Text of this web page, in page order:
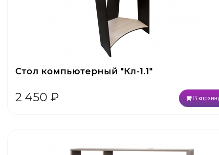
Стол компьютерный "Кл-1.1"
2 450 ₽ В